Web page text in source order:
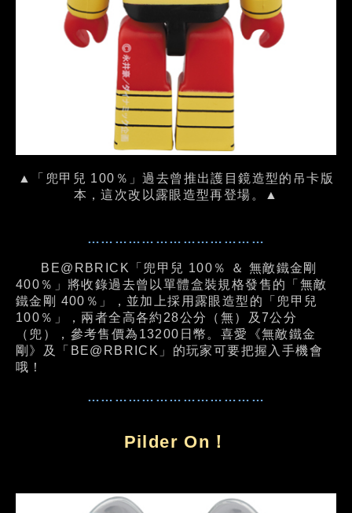
▲「兜甲兒 100％」過去曾推出護目鏡造型的吊卡版
本，這次改以露眼造型再登場。▲
…………………………………
BE@RBRICK「兜甲兒 100％ ＆ 無敵鐵金剛
400％」將收錄過去曾以單體盒裝規格發售的「無敵
鐵金剛 400％」，並加上採用露眼造型的「兜甲兒
100％」，兩者全高各約28公分（無）及7公分
（兜），參考售價為13200日幣。喜愛《無敵鐵金
剛》及「BE@RBRICK」的玩家可要把握入手機會
哦！
…………………………………
Pilder On！